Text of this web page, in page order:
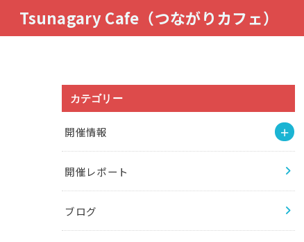
Tsunagary Cafe（つながりカフェ）
カテゴリー
開催情報
開催レポート
ブログ